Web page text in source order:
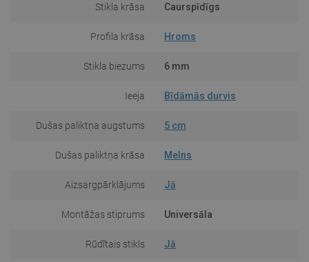
Stikla krāsa Caurspīdīgs
Profila krāsa Hroms
Stikla biezums 6 mm
Ieeja Bīdāmās durvis
Dušas paliktņa augstums 5 cm
Dušas paliktņa krāsa Melns
Aizsargpārklājums Jā
Montāžas stiprums Universāla
Rūdītais stikls Jā